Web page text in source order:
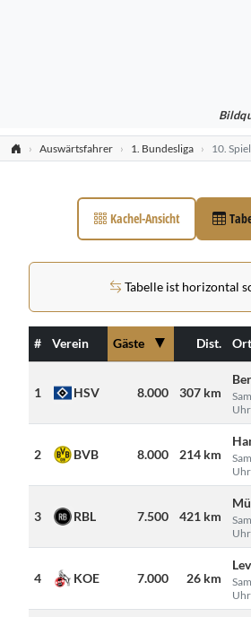
Auswärtsfahrer 1. Bundesliga 10.
Kachel-Ansicht
Tabelle ist horizontal
# Verein Gäste ▼ Dist.
1 HSV 8.000 307 km
Uhr
2 BVB 8.000 214 km
Uhr
3 RBL 7.500 421 km
Uhr
4 KOE 7.000 26 km
Uhr